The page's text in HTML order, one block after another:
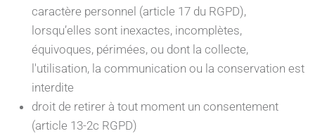
caractère personnel (article 17 du RGPD),
lorsqu’elles sont inexactes, incomplètes,
équivoques, périmées, ou dont la collecte,
l'utilisation, la communication ou la conservation est
interdite
droit de retirer à tout moment un consentement
(article 13-2c RGPD)